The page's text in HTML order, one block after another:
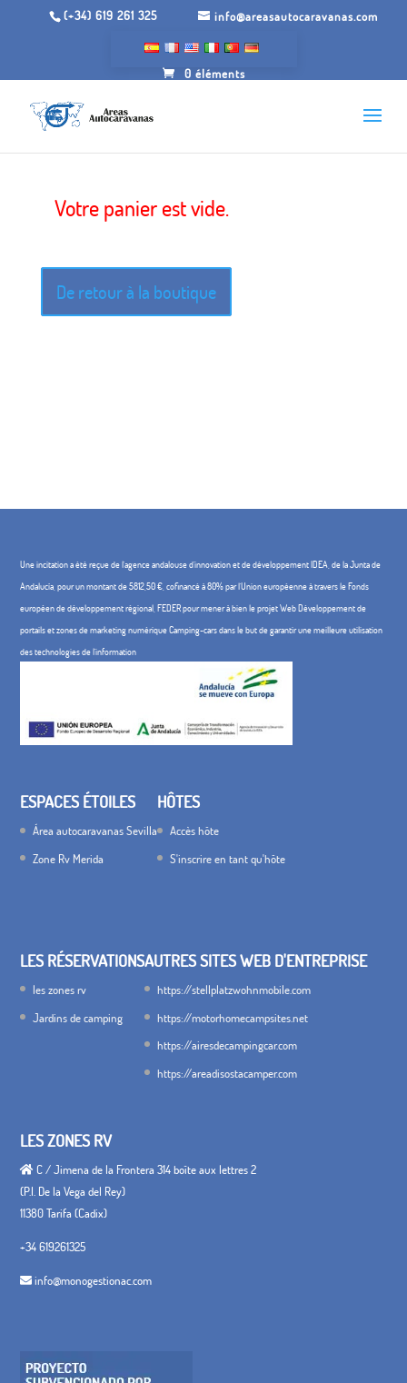
(+34) 619 261 325 info@areasautocaravanas.com
0 éléments
Votre panier est vide.
De retour à la boutique
Une incitation a été reçue de l'agence andalouse d'innovation et de développement IDEA, de la Junta de
Andalucía, pour un montant de 5812,50 €, cofinancé à 80% par l'Union européenne à travers le Fonds
européen de développement régional, FEDER pour mener à bien le projet Web Développement de
portails et zones de marketing numérique Camping-cars dans le but de garantir une meilleure utilisation
des technologies de l'information
ESPACES ÉTOILES
Área autocaravanas Sevilla
Zone Rv Merida
HÔTES
Accès hôte
S'inscrire en tant qu'hôte
LES RÉSERVATIONS
les zones rv
Jardins de camping
AUTRES SITES WEB D'ENTREPRISE
https://stellplatzwohnmobile.com
https://motorhomecampsites.net
https://airesdecampingcar.com
https://areadisostacamper.com
LES ZONES RV
C / Jimena de la Frontera 314 boîte aux lettres 2
(P.I. De la Vega del Rey)
11380 Tarifa (Cadix)
+34 619261325
info@monogestionac.com